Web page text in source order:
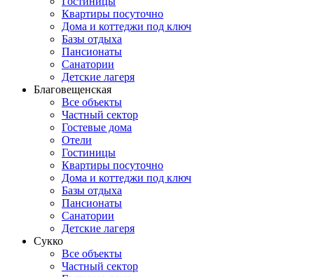
Квартиры посуточно
Дома и коттеджи под ключ
Базы отдыха
Пансионаты
Санатории
Детские лагеря
Благовещенская
Все объекты
Частный сектор
Гостевые дома
Отели
Гостиницы
Квартиры посуточно
Дома и коттеджи под ключ
Базы отдыха
Пансионаты
Санатории
Детские лагеря
Сукко
Все объекты
Частный сектор